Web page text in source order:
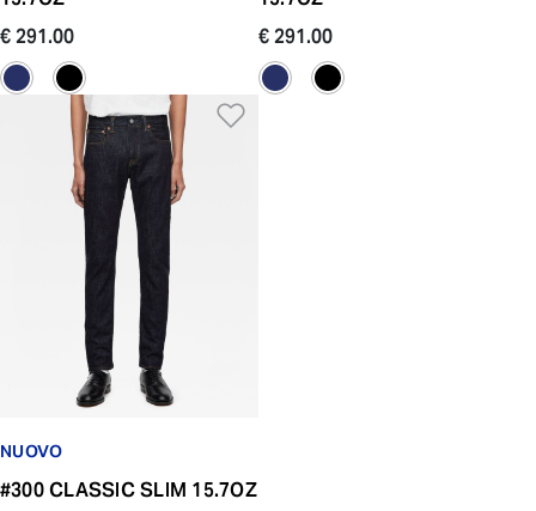
€ 291.00
€ 291.00
Aggiungi alla Lista dei
NUOVO
#300 CLASSIC SLIM 15.7OZ